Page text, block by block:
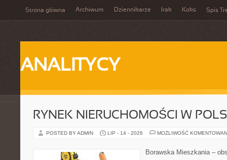
Strona główna Archiwum Dziennikarze Irak Koks Spis
ANALITYCY
RYNEK NIERUCHOMOŚCI W
POSTED BY ADMIN LIP - 14 - 2026 MOŻLIWOŚĆ
Borawska Mieszkania –